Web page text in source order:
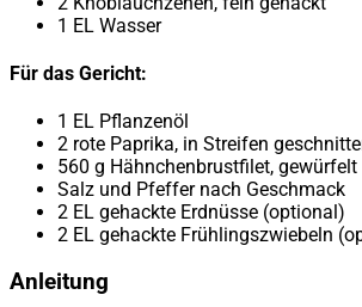
1 EL Wasser
Für das Gericht:
1 EL Pflanzenöl
2 rote Paprika, in Streifen
560 g Hähnchenbrustfilet, gewürfelt
Salz und Pfeffer nach Geschmack
2 EL gehackte Erdnüsse (optional)
2 EL gehackte Frühlingszwiebeln
Anleitung